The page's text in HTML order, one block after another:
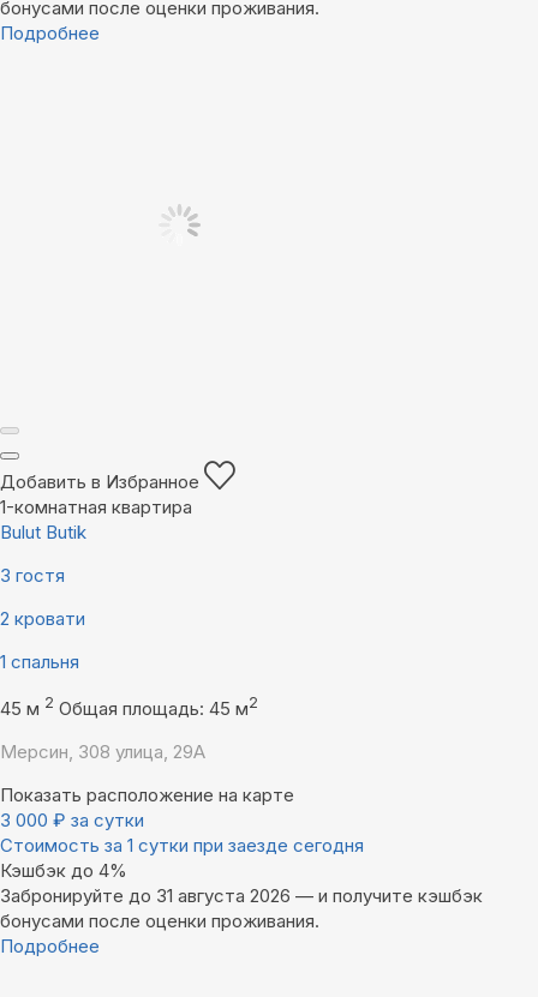
бонусами после оценки проживания.
Подробнее
Добавить в Избранное
1-комнатная квартира
Bulut Butik
3 гостя
2 кровати
1 спальня
45 м 2 Общая площадь: 45 м2
Мерсин, 308 улица, 29А
Показать расположение на карте
3 000 ₽ за сутки
Стоимость за 1 сутки при заезде сегодня
Кэшбэк до 4%
Забронируйте до 31 августа 2026 — и получите кэшбэк
бонусами после оценки проживания.
Подробнее